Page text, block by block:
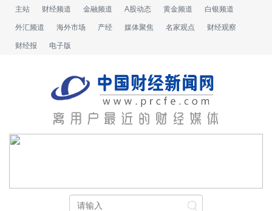
主站 财经频道 金融频道 A股动态 黄金频道 白银频道
外汇频道 海外市场 产经 媒体聚焦 名家观点 财经观察
财经报 电子版